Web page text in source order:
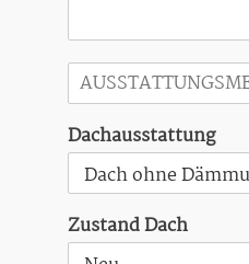
A
s
t
t
t
u
Dachausstattung
Zustand Dach